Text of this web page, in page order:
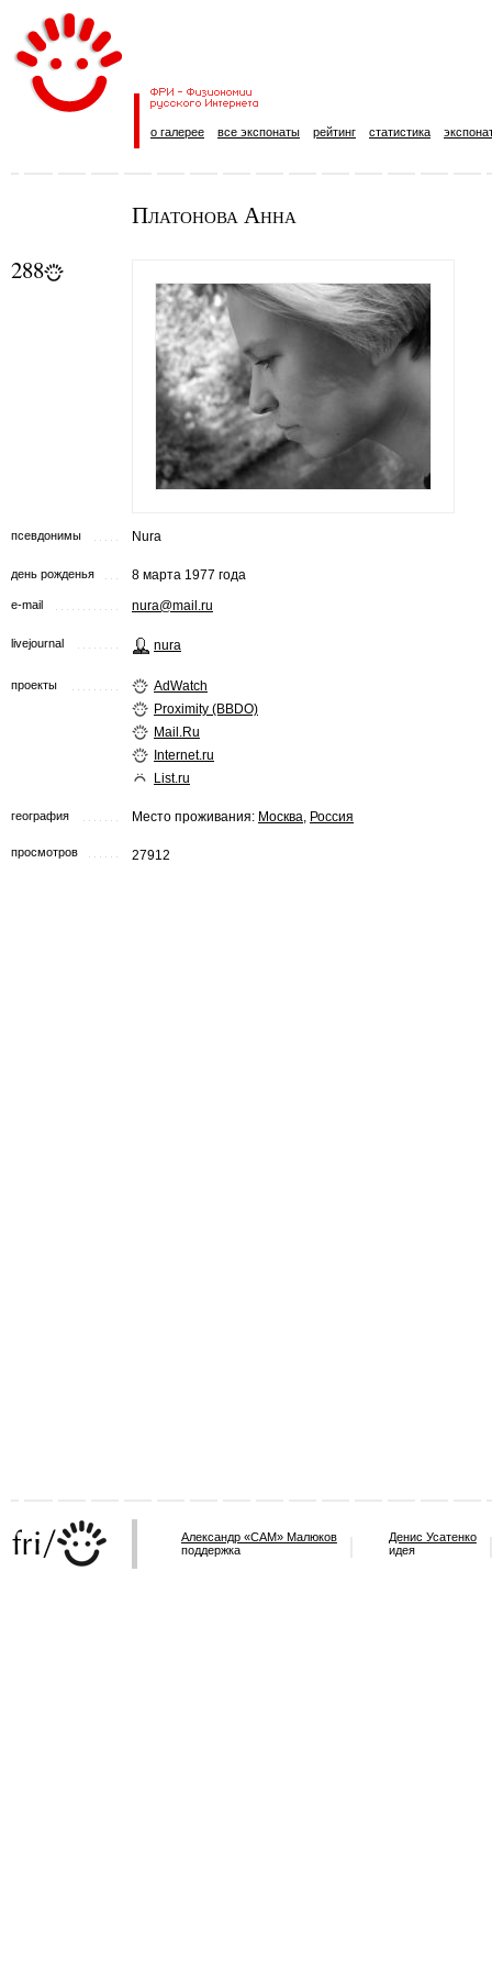
о галерее все экспонаты рейтинг статистика
Платонова Анна
288
псевдонимы Nura
день рожденья 8 марта 1977 года
e-mail nura@mail.ru
livejournal nura
проекты
AdWatch
Proximity (BBDO)
Mail.Ru
Internet.ru
List.ru
география Место проживания: Москва, Россия
просмотров 27912
Александр «САМ» Малюков
поддержка
Денис Усатенко
идея